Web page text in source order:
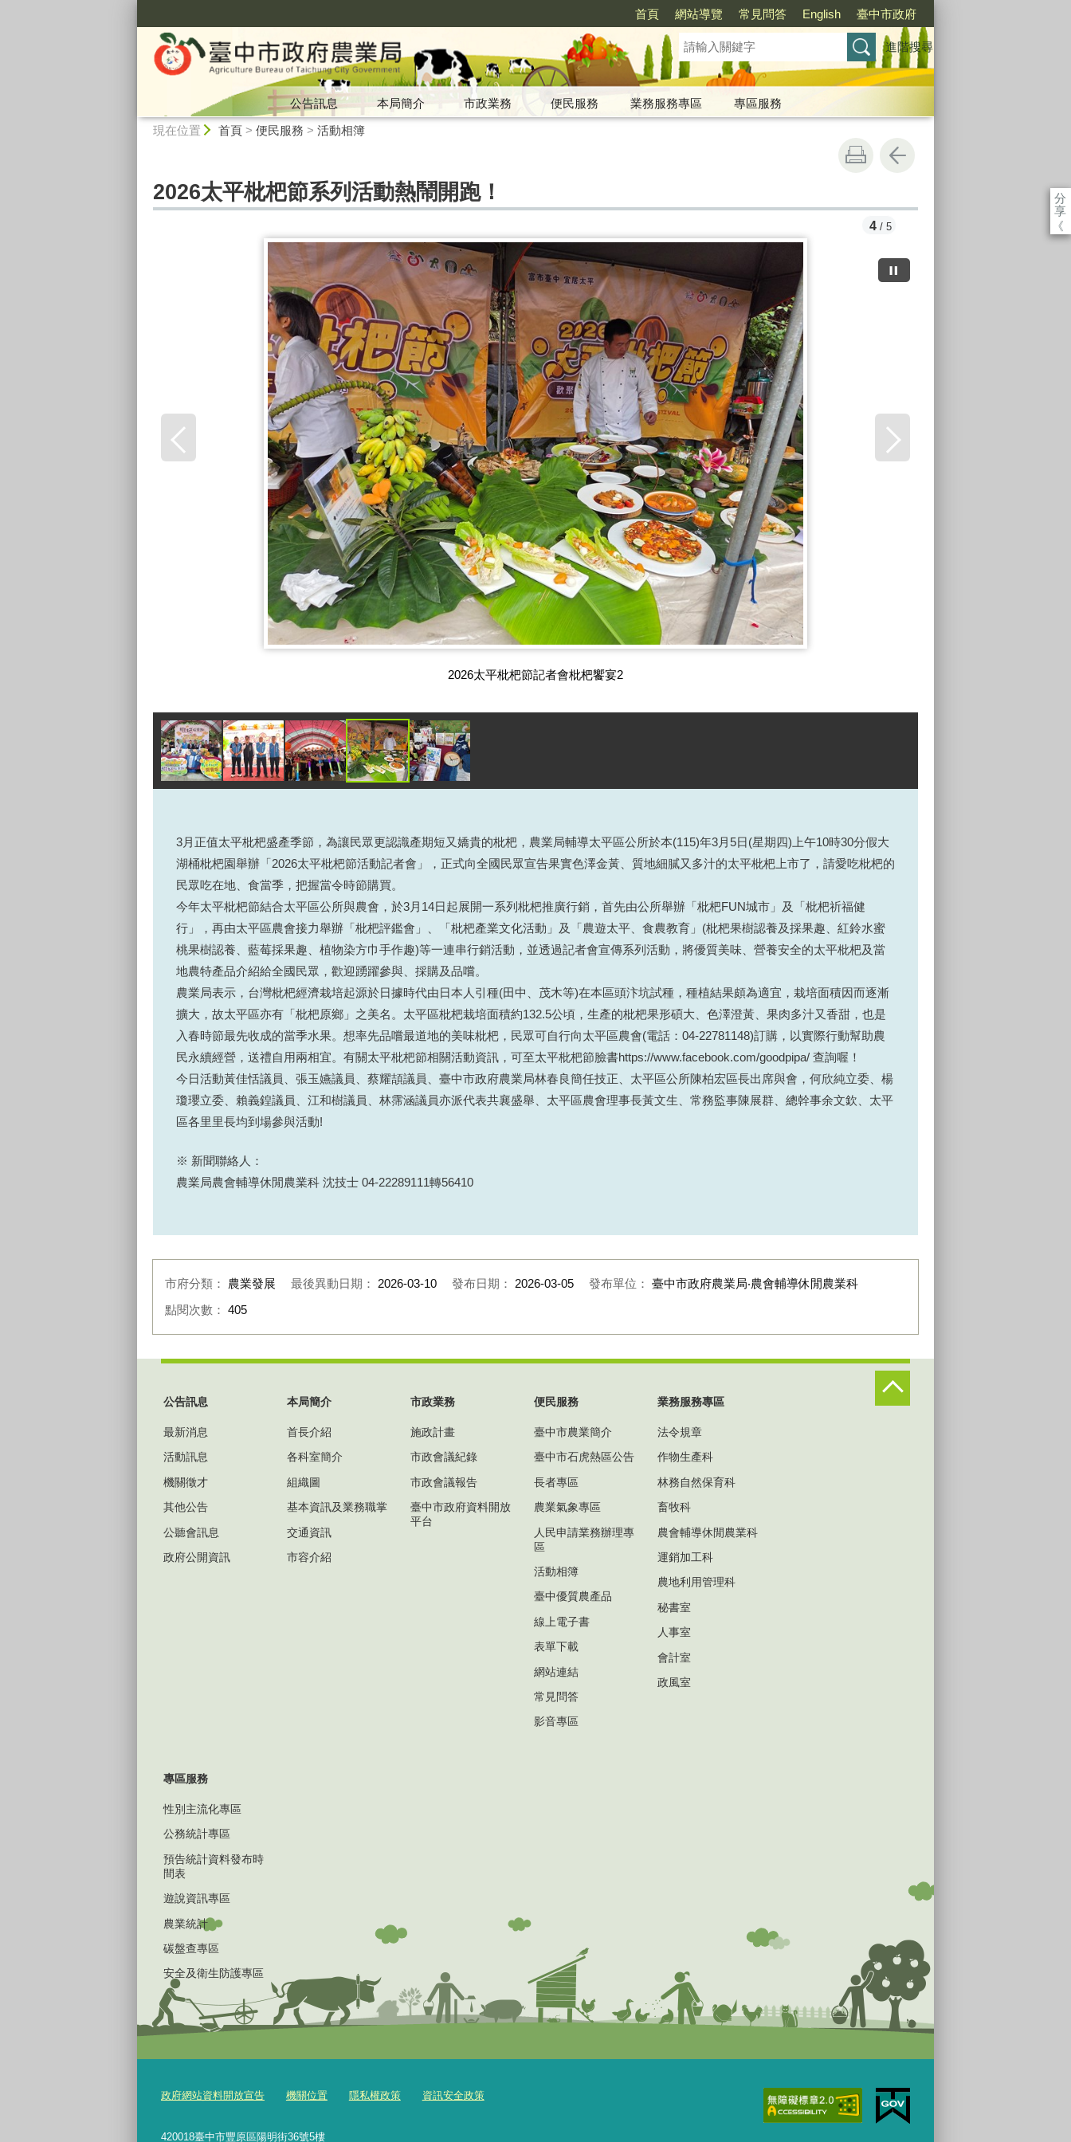
首頁 網站導覽 常見問答 English 臺中市政府
進階搜尋
公告訊息 本局簡介 市政業務 便民服務 業務服務專區
專區服務
現在位置 首頁> 便民服務 > 活動相簿
分
享
《
2026太平枇杷節系列活動熱鬧開跑！
2026太平枇杷節記者會枇杷饗宴3
5 / 5
3月正值太平枇杷盛產季節，為讓民眾更認識產期短又嬌貴的枇杷，農業局輔導太平區公所於本(115)年3月5日(星期四)上午10時30分假大
湖桶枇杷園舉辦「2026太平枇杷節活動記者會」，正式向全國民眾宣告果實色澤金黃、質地細膩又多汁的太平枇杷上市了，請愛吃枇杷的
民眾吃在地、食當季，把握當令時節購買。
今年太平枇杷節結合太平區公所與農會，於3月14日起展開一系列枇杷推廣行銷，首先由公所舉辦「枇杷FUN城市」及「枇杷祈福健
行」，再由太平區農會接力舉辦「枇杷評鑑會」、「枇杷產業文化活動」及「農遊太平、食農教育」(枇杷果樹認養及採果趣、紅鈴水蜜
桃果樹認養、藍莓採果趣、植物染方巾手作趣)等一連串行銷活動，並透過記者會宣傳系列活動，將優質美味、營養安全的太平枇杷及當
地農特產品介紹給全國民眾，歡迎踴躍參與、採購及品嚐。
農業局表示，台灣枇杷經濟栽培起源於日據時代由日本人引種(田中、茂木等)在本區頭汴坑試種，種植結果頗為適宜，栽培面積因而逐漸
擴大，故太平區亦有「枇杷原鄉」之美名。太平區枇杷栽培面積約132.5公頃，生產的枇杷果形碩大、色澤澄黃、果肉多汁又香甜，也是
入春時節最先收成的當季水果。想率先品嚐最道地的美味枇杷，民眾可自行向太平區農會(電話：04-22781148)訂購，以實際行動幫助農
民永續經營，送禮自用兩相宜。有關太平枇杷節相關活動資訊，可至太平枇杷節臉書https://www.facebook.com/goodpipa/ 查詢喔！
今日活動黃佳恬議員、張玉嬿議員、蔡耀頡議員、臺中市政府農業局林春良簡任技正、太平區公所陳柏宏區長出席與會，何欣純立委、楊
瓊瓔立委、賴義鍠議員、江和樹議員、林霈涵議員亦派代表共襄盛舉、太平區農會理事長黃文生、常務監事陳展群、總幹事余文欽、太平
區各里里長均到場參與活動!
※ 新聞聯絡人：
農業局農會輔導休閒農業科 沈技士 04-22289111轉56410
市府分類： 農業發展 最後異動日期： 2026-03-10 發布日期： 2026-03-05 發布單位： 臺中市政府農業局‧農會輔導休閒農業科
點閱次數： 405
公告訊息
最新消息
活動訊息
機關徵才
其他公告
公聽會訊息
政府公開資訊
本局簡介
首長介紹
各科室簡介
組織圖
基本資訊及業務職掌
交通資訊
市容介紹
市政業務
施政計畫
市政會議紀錄
市政會議報告
臺中市政府資料開放
平台
便民服務
臺中市農業簡介
臺中市石虎熱區公告
長者專區
農業氣象專區
人民申請業務辦理專
區
活動相簿
臺中優質農產品
線上電子書
表單下載
網站連結
常見問答
影音專區
業務服務專區
法令規章
作物生產科
林務自然保育科
畜牧科
農會輔導休閒農業科
運銷加工科
農地利用管理科
秘書室
人事室
會計室
政風室
專區服務
性別主流化專區
公務統計專區
預告統計資料發布時
間表
遊說資訊專區
農業統計
碳盤查專區
安全及衛生防護專區
政府網站資料開放宣告 機關位置 隱私權政策 資訊安全政策
420018臺中市豐原區陽明街36號5樓